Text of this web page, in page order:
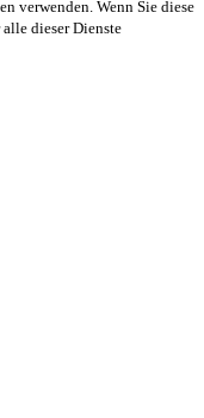
verwenden. Wenn Sie diese
dieser Dienste